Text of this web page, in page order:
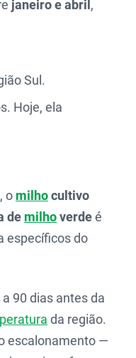
janeiro e abril ,
Sul.
Hoje, ela
, o milhocultivo
de milhoverdeé
específicos do
90 dias antes da
da região.
escalonamento —